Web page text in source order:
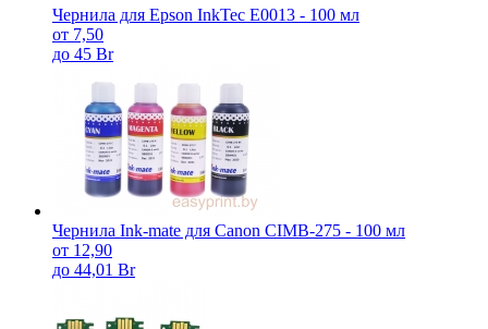
Чернила для Epson InkTec E0013 - 100 мл
от 7,50
до 45 Br
Чернила Ink-mate для Canon CIMB-275 - 100 мл
от 12,90
до 44,01 Br